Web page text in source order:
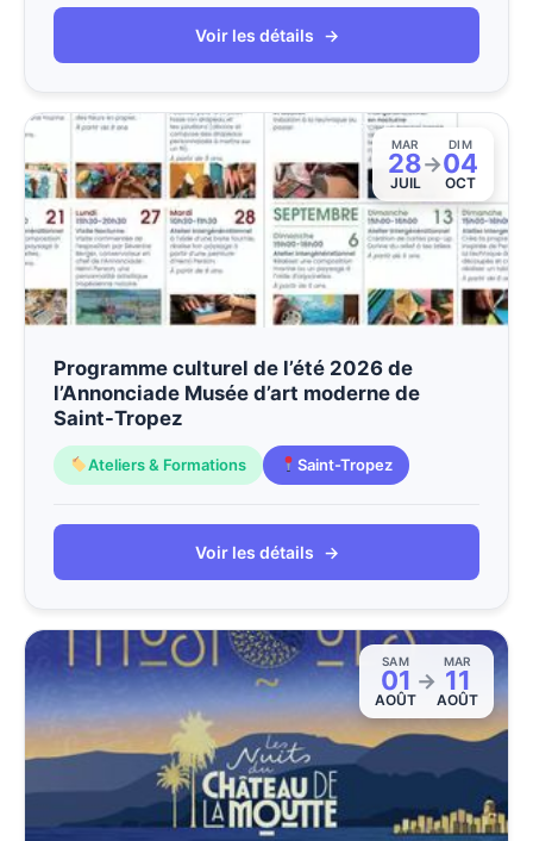
Voir les détails →
MAR
28
JUIL
→
DIM
04
OCT
Programme culturel de l’été 2026 de
l’Annonciade Musée d’art moderne de
Saint-Tropez
Ateliers & Formations Saint-Tropez
Voir les détails →
SAM
01
AOÛT
→
MAR
11
AOÛT